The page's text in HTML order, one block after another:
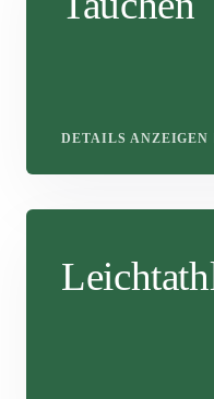
DETAILS ANZEIGEN